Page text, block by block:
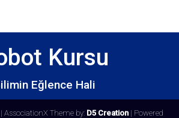
Kursu
Eğlence Hali
| AssociationX Theme by: D5 Creation| Powered